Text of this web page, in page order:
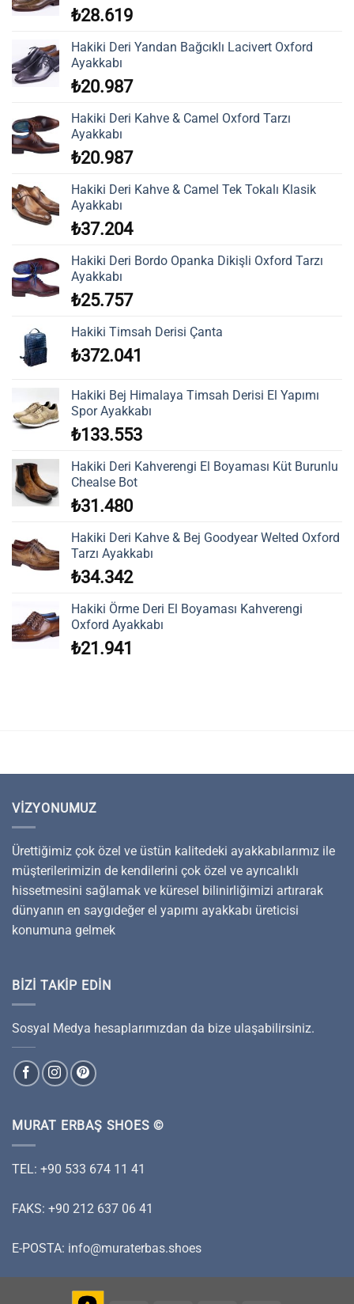
₺28.619
Hakiki Deri Yandan Bağcıklı Lacivert Oxford
Ayakkabı
₺20.987
Hakiki Deri Kahve & Camel Oxford Tarzı
Ayakkabı
₺20.987
Hakiki Deri Kahve & Camel Tek Tokalı Klasik
Ayakkabı
₺37.204
Hakiki Deri Bordo Opanka Dikişli Oxford Tarzı
Ayakkabı
₺25.757
Hakiki Timsah Derisi Çanta
₺372.041
Hakiki Bej Himalaya Timsah Derisi El Yapımı
Spor Ayakkabı
₺133.553
Hakiki Deri Kahverengi El Boyaması Küt Burunlu
Chealse Bot
₺31.480
Hakiki Deri Kahve & Bej Goodyear Welted Oxford
Tarzı Ayakkabı
₺34.342
Hakiki Örme Deri El Boyaması Kahverengi
Oxford Ayakkabı
₺21.941
VIZYONUMUZ
Ürettiğimiz çok özel ve üstün kalitedeki ayakkabılarımız ile
müşterilerimizin de kendilerini çok özel ve ayrıcalıklı
hissetmesini sağlamak ve küresel bilinirliğimizi artırarak
dünyanın en saygıdeğer el yapımı ayakkabı üreticisi
konumuna gelmek
BIZI TAKIP EDIN
Sosyal Medya hesaplarımızdan da bize ulaşabilirsiniz.
MURAT ERBAŞ SHOES ©
TEL: +90 533 674 11 41
FAKS: +90 212 637 06 41
E-POSTA: info@muraterbas.shoes